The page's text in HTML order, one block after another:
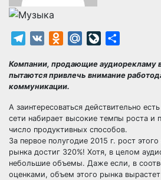
Telegram
VK Odnoklassniki
Mail.RuLiveJournal
Компании, продающие аудиорекламу
пытаются привлечь внимание
коммуникации.
А заинтересоваться действительно
сети набирает высокие темпы роста и
число продуктивных способов.
За первое полугодие 2015 г. рост
рынка достиг 320%! Хотя, в целом
небольшие объемы. Даже если, в
оценками, объем этого рынка